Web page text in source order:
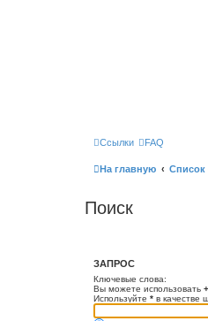
Ссылки FAQ
На главную
Поиск
ЗАПРОС
Ключевые слова:
Вы можете использовать +
Используйте * в качестве